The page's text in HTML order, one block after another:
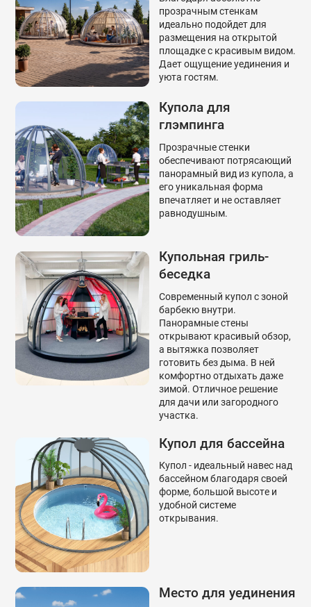
прозрачным стенкам
идеально подойдет для
размещения на открытой
площадке с красивым видом.
Дает ощущение уединения и
уюта гостям.
Купола для
глэмпинга
Прозрачные стенки
обеспечивают потрясающий
панорамный вид из купола, а
его уникальная форма
впечатляет и не оставляет
равнодушным.
Купольная гриль-
беседка
Современный купол с зоной
барбекю внутри.
Панорамные стены
открывают красивый обзор,
а вытяжка позволяет
готовить без дыма. В ней
комфортно отдыхать даже
зимой. Отличное решение
для дачи или загородного
участка.
Купол для бассейна
Купол - идеальный навес над
бассейном благодаря своей
форме, большой высоте и
удобной системе
открывания.
Место для уединения